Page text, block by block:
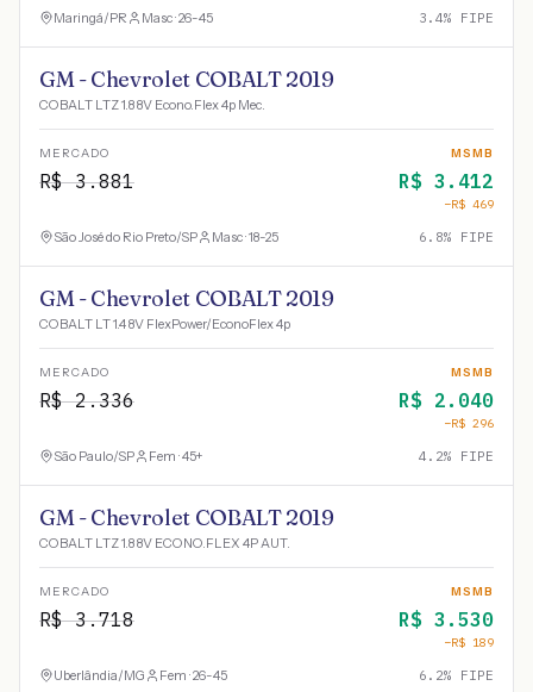
Maringá/PR Masc · 26-45 3.4% FIPE
GM - Chevrolet COBALT 2019
COBALT LTZ 1.8 8V Econo.Flex 4p Mec.
MERCADO
R$3.881
MSMB
R$ 3.412
−R$ 469
São José do Rio Preto/SP Masc · 18-25 6.8% FIPE
GM - Chevrolet COBALT 2019
COBALT LT 1.4 8V FlexPower/EconoFlex 4p
MERCADO
R$2.336
MSMB
R$ 2.040
−R$ 296
São Paulo/SP Fem · 45+ 4.2% FIPE
GM - Chevrolet COBALT 2019
COBALT LTZ 1.8 8V ECONO.FLEX 4P AUT.
MERCADO
R$3.718
MSMB
R$ 3.530
−R$ 189
Uberlândia/MG Fem · 26-45 6.2% FIPE